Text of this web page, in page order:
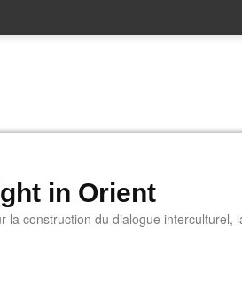
in Orient
la construction du dialogue interculturel,